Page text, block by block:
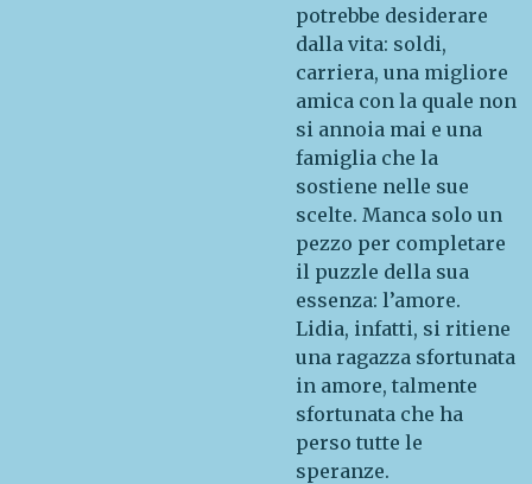
potrebbe desiderare
dalla vita: soldi,
carriera, una migliore
amica con la quale non
si annoia mai e una
famiglia che la
sostiene nelle sue
scelte. Manca solo un
pezzo per completare
il puzzle della sua
essenza: l’amore.
Lidia, infatti, si ritiene
una ragazza sfortunata
in amore, talmente
sfortunata che ha
perso tutte le
speranze.